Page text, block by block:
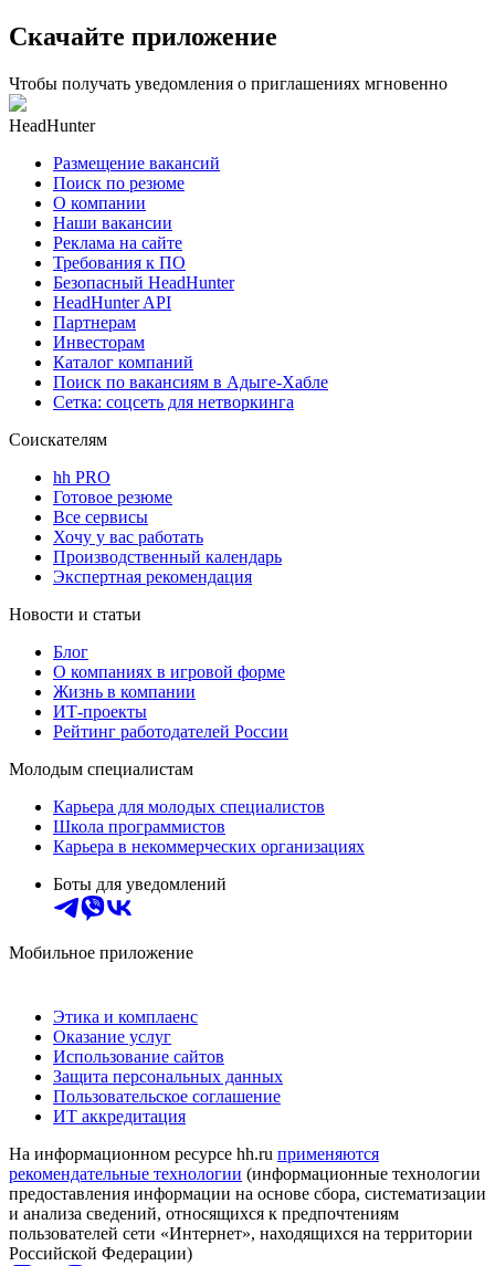
Скачайте приложение
Чтобы получать уведомления о приглашениях мгновенно
HeadHunter
Размещение вакансий
Поиск по резюме
О компании
Наши вакансии
Реклама на сайте
Требования к ПО
Безопасный HeadHunter
HeadHunter API
Партнерам
Инвесторам
Каталог компаний
Поиск по вакансиям в Адыге-Хабле
Сетка: соцсеть для нетворкинга
Соискателям
hh PRO
Готовое резюме
Все сервисы
Хочу у вас работать
Производственный календарь
Экспертная рекомендация
Новости и статьи
Блог
О компаниях в игровой форме
Жизнь в компании
ИТ-проекты
Рейтинг работодателей России
Молодым специалистам
Карьера для молодых специалистов
Школа программистов
Карьера в некоммерческих организациях
Боты для уведомлений
Мобильное приложение
Этика и комплаенс
Оказание услуг
Использование сайтов
Защита персональных данных
Пользовательское соглашение
ИТ аккредитация
На информационном ресурсе hh.ru применяются
рекомендательные технологии (информационные технологии
предоставления информации на основе сбора, систематизации
и анализа сведений, относящихся к предпочтениям
пользователей сети «Интернет», находящихся на территории
Российской Федерации)